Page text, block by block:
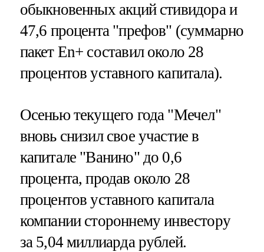
обыкновенных акций стивидора и
47,6 процента "префов" (суммарно
пакет En+ составил около 28
процентов уставного капитала).
Осенью текущего года "Мечел"
вновь снизил свое участие в
капитале "Ванино" до 0,6
процента, продав около 28
процентов уставного капитала
компании стороннему инвестору
за 5,04 миллиарда рублей.